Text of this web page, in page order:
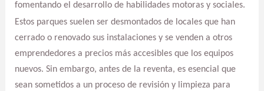
fomentando el desarrollo de habilidades motoras y sociales.
Estos parques suelen ser desmontados de locales que han
cerrado o renovado sus instalaciones y se venden a otros
emprendedores a precios más accesibles que los equipos
nuevos. Sin embargo, antes de la reventa, es esencial que
sean sometidos a un proceso de revisión y limpieza para